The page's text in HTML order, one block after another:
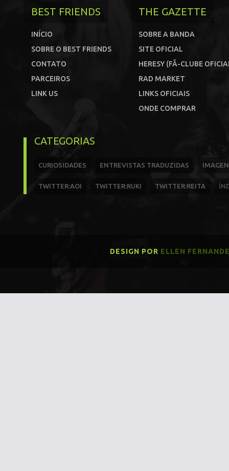
BEST FRIENDS
INÍCIO
SOBRE O BEST FRIENDS
CONTATO
PARCEIROS
LINK US
THE GAZETTE
SOBRE A BANDA
SITE OFICIAL
HERESY (FÃ-CLUBE
RAD MARKET
LINKS OFICIAIS
ONDE COMPRAR
CATEGORIAS
CURIOSIDADES ENTREVISTAS TRADUZIDAS
TWITTER:AOI TWITTER:RUKI TWITTER:REITA
DESIGN POR ELLEN